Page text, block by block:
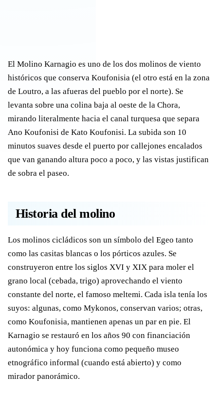
El Molino Karnagio es uno de los dos molinos de viento
históricos que conserva Koufonisia (el otro está en la zona
de Loutro, a las afueras del pueblo por el norte). Se
levanta sobre una colina baja al oeste de la Chora,
mirando literalmente hacia el canal turquesa que separa
Ano Koufonisi de Kato Koufonisi. La subida son 10
minutos suaves desde el puerto por callejones encalados
que van ganando altura poco a poco, y las vistas justifican
de sobra el paseo.
Historia del molino
Los molinos cicládicos son un símbolo del Egeo tanto
como las casitas blancas o los pórticos azules. Se
construyeron entre los siglos XVI y XIX para moler el
grano local (cebada, trigo) aprovechando el viento
constante del norte, el famoso meltemi. Cada isla tenía los
suyos: algunas, como Mykonos, conservan varios; otras,
como Koufonisia, mantienen apenas un par en pie. El
Karnagio se restauró en los años 90 con financiación
autonómica y hoy funciona como pequeño museo
etnográfico informal (cuando está abierto) y como
mirador panorámico.